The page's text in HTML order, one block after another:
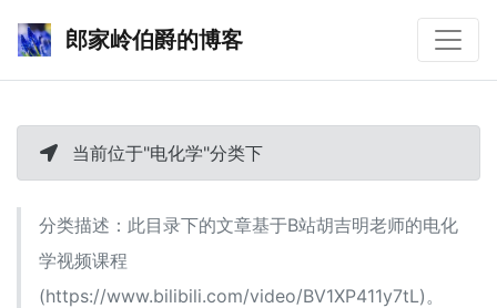
郎家岭伯爵的博客
当前位于"电化学"分类下
分类描述：此目录下的文章基于B站胡吉明老师的电化
学视频课程
(https://www.bilibili.com/video/BV1XP411y7tL)。